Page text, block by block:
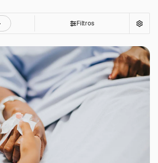
Filtros